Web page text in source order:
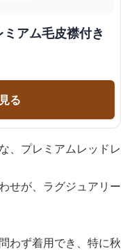
アム毛皮襟付き
る
、プレミアムレッドレ
せが、ラグジュアリー
わず着用でき、特に秋